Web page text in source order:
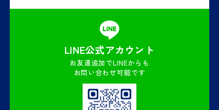
LINE公式アカウント
お友達追加でLINEからも
お問い合わせ可能です